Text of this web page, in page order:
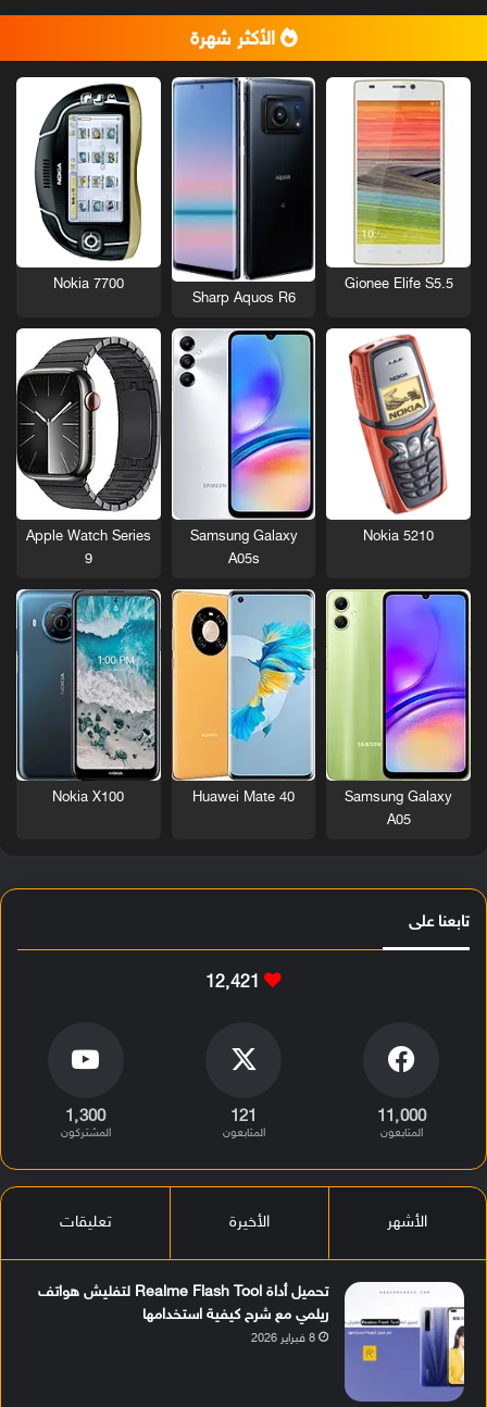
الأكثر شهرة
Gionee Elife S5.5
Sharp Aquos R6
Nokia 7700
Nokia 5210
Samsung Galaxy
A05s
Apple Watch Series
9
Samsung Galaxy
A05
Huawei Mate 40
Nokia X100
تابعنا على
12٬421
11٬000
المتابعون
121
المتابعون
1٬300
المشتركون
الأشهر الأخيرة تعليقات
تحميل أداة Realme Flash Tool لتفليش هواتف
ريلمي مع شرح كيفية استخدامها
8 فبراير 2026